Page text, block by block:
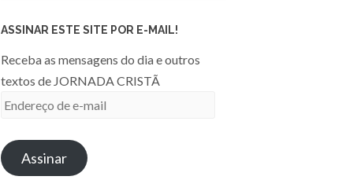
ASSINAR ESTE SITE POR E-MAIL!
Receba as mensagens do dia e outros
textos de JORNADA CRISTÃ
Endereço
e-
mailAssinar